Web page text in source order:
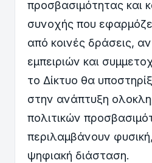
προσβασιμότητας και
συνοχής που
από κοινές δράσεις,
εμπειριών και
το Δίκτυο θα
στην ανάπτυξη
πολιτικών
περιλαμβάνουν φυσική,
ψηφιακή διάσταση.